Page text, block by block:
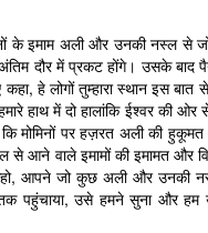
के इमाम अली और उनकी नस्ल से
दौर में प्रकट होंगे। उसके बाद
हे लोगों तुम्हारा स्थान इस
हाथ में दो हालांकि ईश्वर की ओर
मोमिनों पर हज़रत अली की
से आने वाले इमामों की इमामत
आपने जो कुछ अली और उनकी
पहुंचाया, उसे हमने सुना और